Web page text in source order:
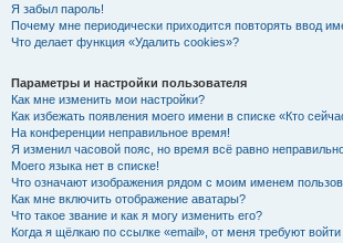
Я забыл пароль!
Почему мне периодически приходится повторять ввод
Что делает функция «Удалить cookies»?
Параметры и настройки пользователя
Как мне изменить мои настройки?
Как избежать появления моего имени в списке «Кто
На конференции неправильное время!
Я изменил часовой пояс, но время всё равно
Моего языка нет в списке!
Что означают изображения рядом с моим именем
Как мне включить отображение аватары?
Что такое звание и как я могу изменить его?
Когда я щёлкаю по ссылке «email», от меня требуют